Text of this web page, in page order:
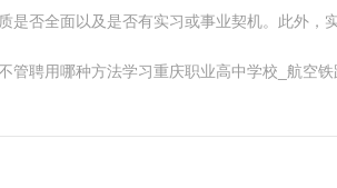
否全面以及是否有实习或事业契机。此外，
聘用哪种方法学习重庆职业高中学校_航空